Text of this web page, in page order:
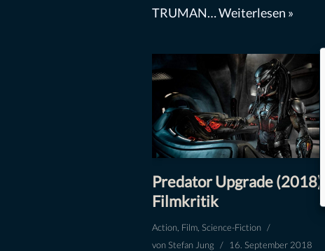
TRUMAN…Weiterlesen »
Predator Upgrade (2018) –
Filmkritik
Action, Film, Science-Fiction
vonStefan Jung 16. September 2018